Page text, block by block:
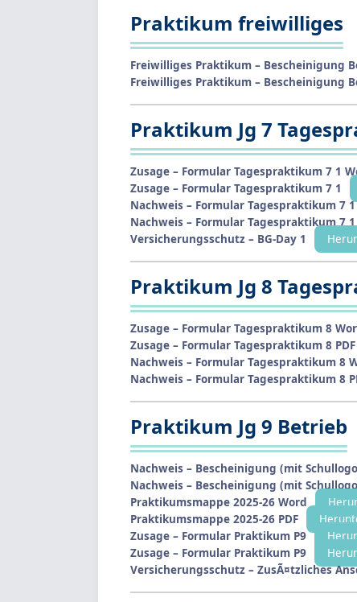
Praktikum freiwilliges
Freiwilliges Praktikum – Bescheinigung
Freiwilliges Praktikum – Bescheinigung
Praktikum Jg 7
Zusage – Formular Tagespraktikum 7 1
Zusage – Formular Tagespraktikum 7 1
Nachweis – Formular Tagespraktikum 7
Nachweis – Formular Tagespraktikum 7 1
Versicherungsschutz – BG-Day 1
Praktikum Jg 8
Zusage – Formular Tagespraktikum 8
Zusage – Formular Tagespraktikum 8 PDF
Nachweis – Formular Tagespraktikum 8
Nachweis – Formular Tagespraktikum 8
Praktikum Jg 9 Betrieb
Nachweis – Bescheinigung (mit
Nachweis – Bescheinigung (mit
Praktikumsmappe 2025-26 Word
Praktikumsmappe 2025-26 PDF
Zusage – Formular Praktikum P9
Zusage – Formular Praktikum P9
Versicherungsschutz – ZusÃ¤tzliches